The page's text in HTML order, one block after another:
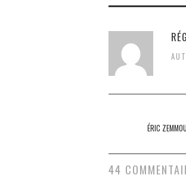
navigation
ÉRIC
44